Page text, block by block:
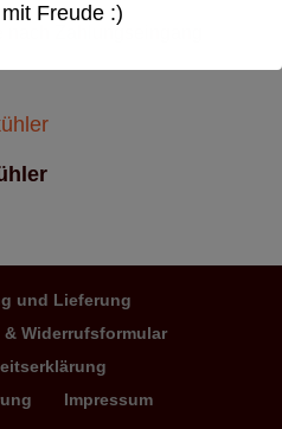
nach Zahlungseingang
und Lieferung
Widerrufsformular
Impressum
Freude :)